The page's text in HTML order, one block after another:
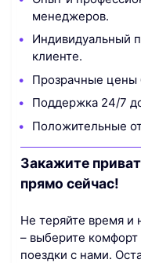
менеджеров.
Индивидуальный
клиенте.
Прозрачные цены
Поддержка 24/7
Положительные
Закажите
прямо сейчас!
Не теряйте время и
– выберите
поездки с нами.